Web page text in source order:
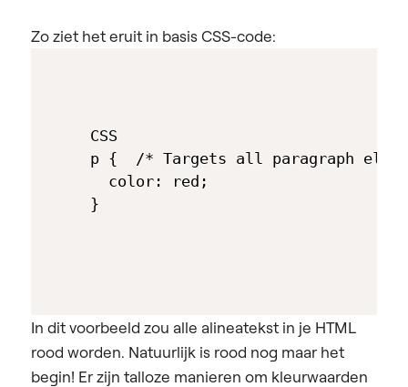
Zo ziet het eruit in basis CSS-code:
CSS
p {  /* Targets all paragraph
  color: red;
}
In dit voorbeeld zou alle alineatekst in je HTML
rood worden. Natuurlijk is rood nog maar het
begin! Er zijn talloze manieren om kleurwaarden